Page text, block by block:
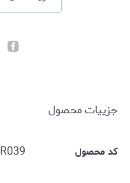
جزییات محصول
کد محصول R039